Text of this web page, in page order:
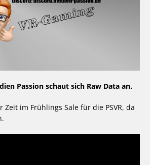
Passion schaut sich Raw Data an.
Zeit im Frühlings Sale für die PSVR, da